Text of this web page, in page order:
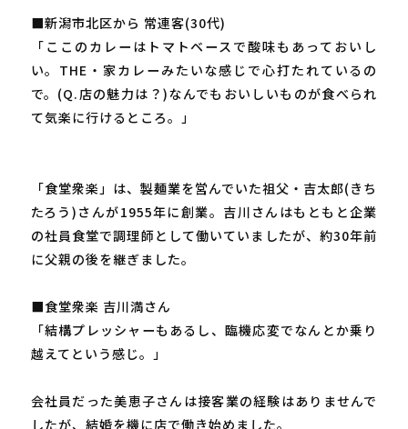
■新潟市北区から 常連客(30代)
「ここのカレーはトマトベースで酸味もあっておいし
い。THE・家カレーみたいな感じで心打たれているの
で。(Q.店の魅力は？)なんでもおいしいものが食べられ
て気楽に行けるところ。」
「食堂衆楽」は、製麺業を営んでいた祖父・吉太郎(きち
たろう)さんが1955年に創業。吉川さんはもともと企業
の社員食堂で調理師として働いていましたが、約30年前
に父親の後を継ぎました。
■食堂衆楽 吉川満さん
「結構プレッシャーもあるし、臨機応変でなんとか乗り
越えてという感じ。」
会社員だった美恵子さんは接客業の経験はありませんで
したが、結婚を機に店で働き始めました。